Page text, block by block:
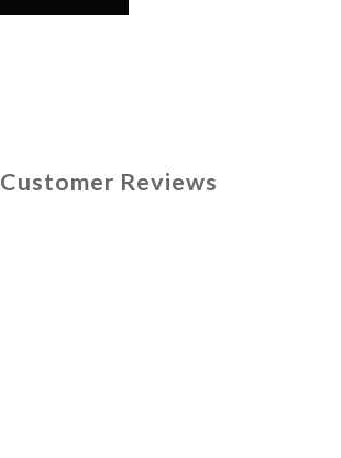
Customer Reviews